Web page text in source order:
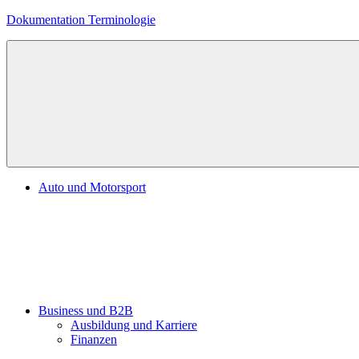
Zum
Dokumentation Terminologie
Auto und Motorsport
Business und B2B
Ausbildung und Karriere
Finanzen